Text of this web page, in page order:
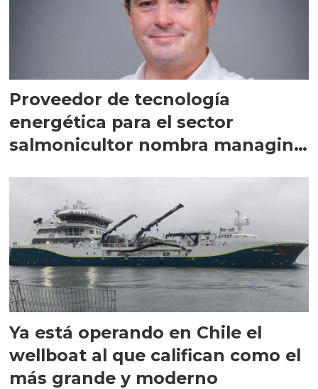
Proveedor de tecnología
energética para el sector
salmonicultor nombra managing
Ya está operando en Chile el
wellboat al que califican como el
más grande y moderno